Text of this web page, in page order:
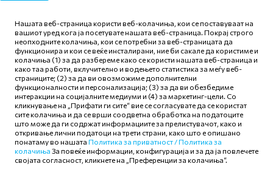
ДА, ПРОДОЛЖИ
НЕ, ВРАТИ СЕ НАЗАД
Нашата веб-страница користи веб-колачиња, кои се поставуваат на
вашиот уред кога ја посетувате нашата веб-страница. Покрај строго
неопходните колачиња, кои се потребни за веб-страницата да
функционира и кои се веќе инсталирани, ние би сакале да користиме и
колачиња (1) за да разбереме како се користи нашата веб-страница и
како таа работи, вклучително и водењето статистика за меѓу веб-
страниците; (2) за да ви овозможиме дополнителни
функционалности и персонализација; (3) за да ви обезбедиме
интеракции на социјалните медиуми и (4) за маркетинг-цели. Со
кликнување на „Прифати ги сите“ вие се согласувате да се користат
сите колачиња и да се врши соодветна обработка на податоците
што може да ги содржат информациите за прелистувачот, како и
откривање лични податоци на трети страни, како што е опишано
понатаму во нашата Политика за приватност /Политика за
колачиња За повеќе информации, конфигурација и за да ја повлечете
својата согласност, кликнете на „Преференции за колачиња“.